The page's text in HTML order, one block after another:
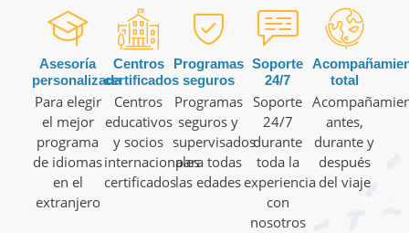
Asesoría
personalizada
Para elegir
el mejor
programa
de idiomas
en el
extranjero
Centros
certificados
Centros
educativos
y socios
internacionales
certificados
Programas
seguros
Programas
seguros y
supervisados
para todas
las edades
Soporte
24/7
Soporte
24/7
durante
toda la
experiencia
con
nosotros
total
antes,
durante y
después
del viaje